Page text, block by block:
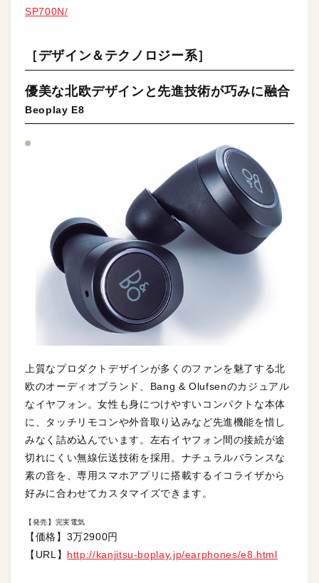
SP700N/
［デザイン＆テクノロジー系］
優美な北欧デザインと先進技術が巧みに融合
Beoplay E8
上質なプロダクトデザインが多くのファンを魅了する北
欧のオーディオブランド、Bang & Olufsenのカジュアル
なイヤフォン。女性も身につけやすいコンパクトな本体
に、タッチリモコンや外音取り込みなど先進機能を惜し
みなく詰め込んでいます。左右イヤフォン間の接続が途
切れにくい無線伝送技術を採用。ナチュラルバランスな
素の音を、専用スマホアプリに搭載するイコライザから
好みに合わせてカスタマイズできます。
【発売】完実電気
【価格】3万2900円
【URL】 http://kanjitsu-boplay.jp/earphones/e8.html